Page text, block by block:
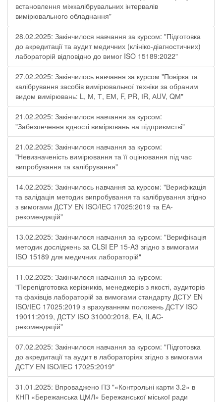
встановлення міжкалібрувальних інтервалів
вимірювального обладнання"
28.02.2025: Закінчилося навчання за курсом: "Підготовка
до акредитації та аудит медичних (клініко-діагностичних)
лабораторій відповідно до вимог ISO 15189:2022"
27.02.2025: Закінчилось навчання за курсом "Повірка та
калібрування засобів вимірювальної техніки за обраним
видом вимірювань: L, М, Т, ЕМ, F, РR, ІR, АUV, QМ"
21.02.2025: Закінчилося навчання за курсом:
"Забезпечення єдності вимірювань на підприємстві"
21.02.2025: Закінчилося навчання за курсом:
"Невизначеність вимірювання та її оцінювання під час
випробування та калібрування"
14.02.2025: Закінчилось навчання за курсом: "Верифікація
та валідація методик випробування та калібрування згідно
з вимогами ДСТУ EN ISO/IEC 17025:2019 та ЕА-
рекомендацій"
13.02.2025: Закінчилося навчання за курсом: "Верифікація
методик досліджень за CLSI EP 15-A3 згідно з вимогами
ISO 15189 для медичних лабораторій"
11.02.2025: Закінчилося навчання за курсом:
"Перепідготовка керівників, менеджерів з якості, аудиторів
та фахівців лабораторій за вимогами стандарту ДСТУ EN
ISO/IEC 17025:2019 з врахуванням положень ДСТУ ISO
19011:2019, ДСТУ ISO 31000:2018, ЕА, ILAC-
рекомендацій"
07.02.2025: Закінчилося навчання за курсом: "Підготовка
до акредитації та аудит в лабораторіях згідно з вимогами
ДСТУ EN ISO/IEC 17025:2019"
31.01.2025: Впроваджено ПЗ "«Контрольні карти 3.2» в
КНП «Бережанська ЦМЛ» Бережанської міської ради